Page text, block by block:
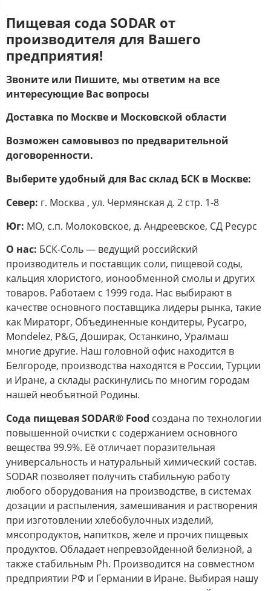
Пищевая сода SODAR от
производителя для Вашего
предприятия!
Звоните или Пишите, мы ответим на все
интересующие Вас вопросы
Доставка по Москве и Московской области
Возможен самовывоз по предварительной
договоренности.
Выберите удобный для Вас склад БСК в Москве:
Север: г. Москва , ул. Чермянская д. 2 стр. 1-8
Юг: МО, с.п. Молоковское, д. Андреевское, СД Ресурс
О нас: БСК-Соль — ведущий российский
производитель и поставщик соли, пищевой соды,
кальция хлористого, ионообменной смолы и других
товаров. Работаем с 1999 года. Нас выбирают в
качестве основного поставщика лидеры рынка, такие
как Мираторг, Объединенные кондитеры, Русагро,
Mondelez, P&G, Доширак, Останкино, Уралмаш
многие другие. Наш головной офис находится в
Белгороде, производства находятся в России, Турции
и Иране, а склады раскинулись по многим городам
нашей необъятной Родины.
Сода пищевая SODAR® Food создана по технологии
повышенной очистки с содержанием основного
вещества 99.9%. Её отличает поразительная
универсальность и натуральный химический состав.
SODAR позволяет получить стабильную работу
любого оборудования на производстве, в системах
дозации и распыления, замешивания и растворения
при изготовлении хлебобулочных изделий,
мясопродуктов, напитков, желе и прочих пищевых
продуктов. Обладает непревзойденной белизной, а
также стабильным Ph. Производится на совместном
предприятии РФ и Германии в Иране. Выбирая нашу